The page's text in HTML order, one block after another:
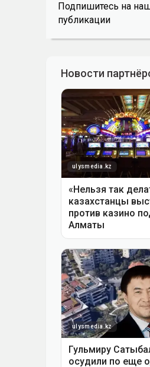
Подпишитесь на
публикации